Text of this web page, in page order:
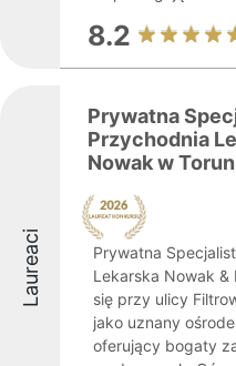
8.2
Laureaci
Prywatna
Przychodnia
Nowak w
Prywatna
Lekarska Nowak &
się przy ulicy
jako uznany
oferujący bogaty